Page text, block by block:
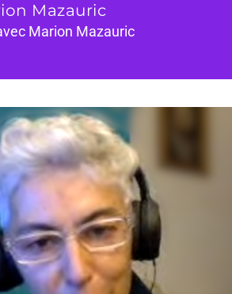
Mazauric
Marion Mazauric